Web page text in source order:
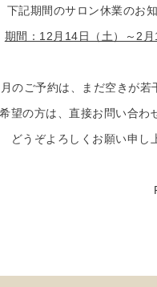
下記期間のサロン休業のお知
期間：12月14日（土）～2月
のご予約は、まだ空きが若
望の方は、直接お問い合わ
どうぞよろしくお願い申し